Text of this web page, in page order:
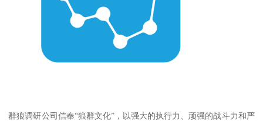
群狼调研公司信奉“狼群文化”，以强大的执行力、顽强的战斗力和严